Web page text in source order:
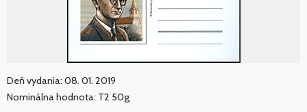
Deň vydania: 08. 01. 2019
Nominálna hodnota: T2 50g